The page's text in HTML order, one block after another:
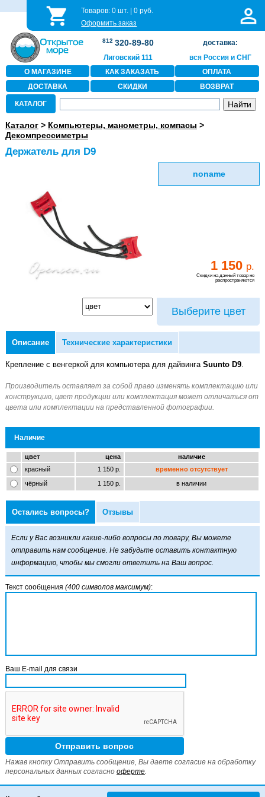
Товаров:0 шт. |0 руб.
Оформить заказ
812 320-89-80
Лиговский 111
доставка:
вся Россия и СНГ
О МАГАЗИНЕ
КАК ЗАКАЗАТЬ
ОПЛАТА
ДОСТАВКА
СКИДКИ ВОЗВРАТ
КАТАЛОГ
Каталог> Компьютеры, манометры, компасы >
Декомпрессиметры
Держатель для D9
noname
1 150 р.
Скидки на данный товар не
распространяются
Выберите цвет
Описание Технические характеристики
Крепление с венгеркой для компьютера для дайвинга Suunto D9.
Наличие
цвет цена
наличие
красный
1 150 р.
временно отсутствует
чёрный
1 150 р. в наличии
Остались вопросы? Отзывы
Если у Вас возникли какие-либо вопросы по товару, Вы можете
отправить нам сообщение. Не забудьте оставить контактную
информацию, чтобы мы смогли ответить на Ваш вопрос.
Текст сообщения (400 символов максимум):
Ваш E-mail для связи
Нажав кнопку Отправить сообщение, Вы даете согласие на обработку
персональных данных согласно оферте.